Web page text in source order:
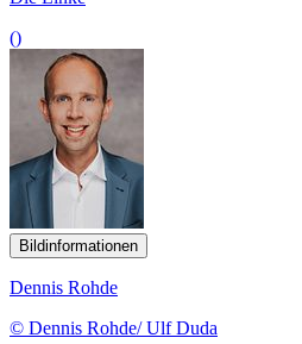
()
Bildinformationen
Dennis Rohde
© Dennis Rohde/ Ulf Duda